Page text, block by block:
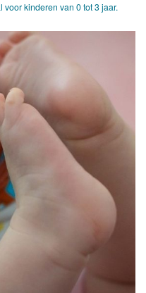
kinderen van 0 tot 3 jaar.